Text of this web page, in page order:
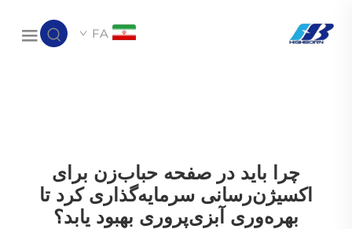
FA
چرا باید در صفحه حباب‌زن برای
اکسیژن‌رسانی سرمایه‌گذاری کرد تا
بهره‌وری آبزی‌پروری بهبود یابد؟